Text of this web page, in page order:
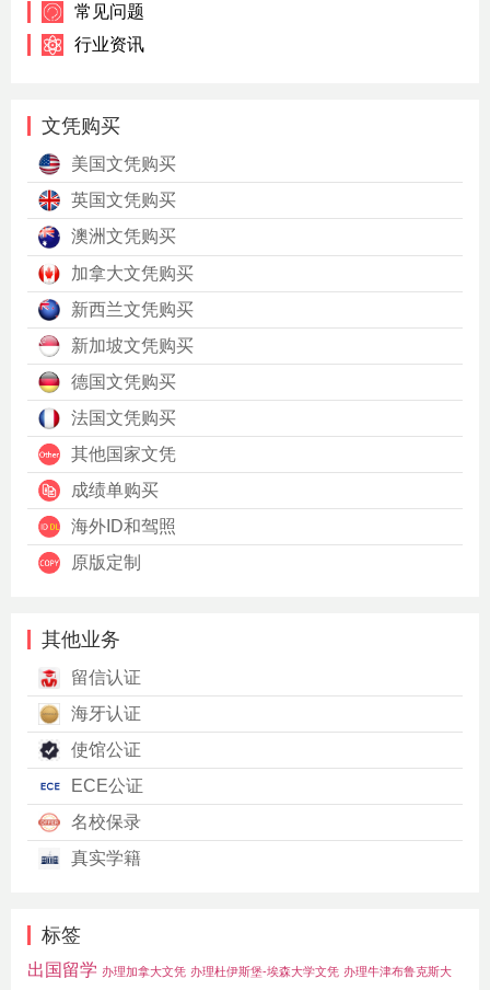
常见问题
行业资讯
文凭购买
美国文凭购买
英国文凭购买
澳洲文凭购买
加拿大文凭购买
新西兰文凭购买
新加坡文凭购买
德国文凭购买
法国文凭购买
其他国家文凭
成绩单购买
海外ID和驾照
原版定制
其他业务
留信认证
海牙认证
使馆公证
ECE公证
名校保录
真实学籍
标签
出国留学 办理加拿大文凭 办理杜伊斯堡-埃森大学文凭 办理牛津布鲁克斯大